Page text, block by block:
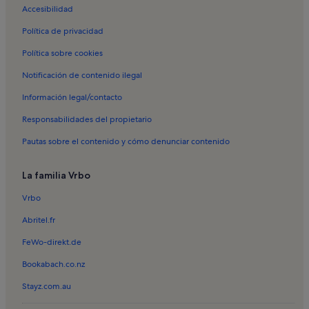
Alquileres vacacionales en Torre 1
Alquileres vacacionales en Grand Venetian
Alquileres vacacionales en Playa Las Glorias
Alquileres vacacionales en Shangri-la
Alquileres con piscina cerca de Playa Punta de Mita
Alquileres en la playa en Puerto Vallarta
Accesibilidad
Política de privacidad
Política sobre cookies
Notificación de contenido ilegal
Información legal/contacto
Responsabilidades del propietario
Pautas sobre el contenido y cómo denunciar contenido
La familia Vrbo
Vrbo
Abritel.fr
FeWo-direkt.de
Bookabach.co.nz
Stayz.com.au